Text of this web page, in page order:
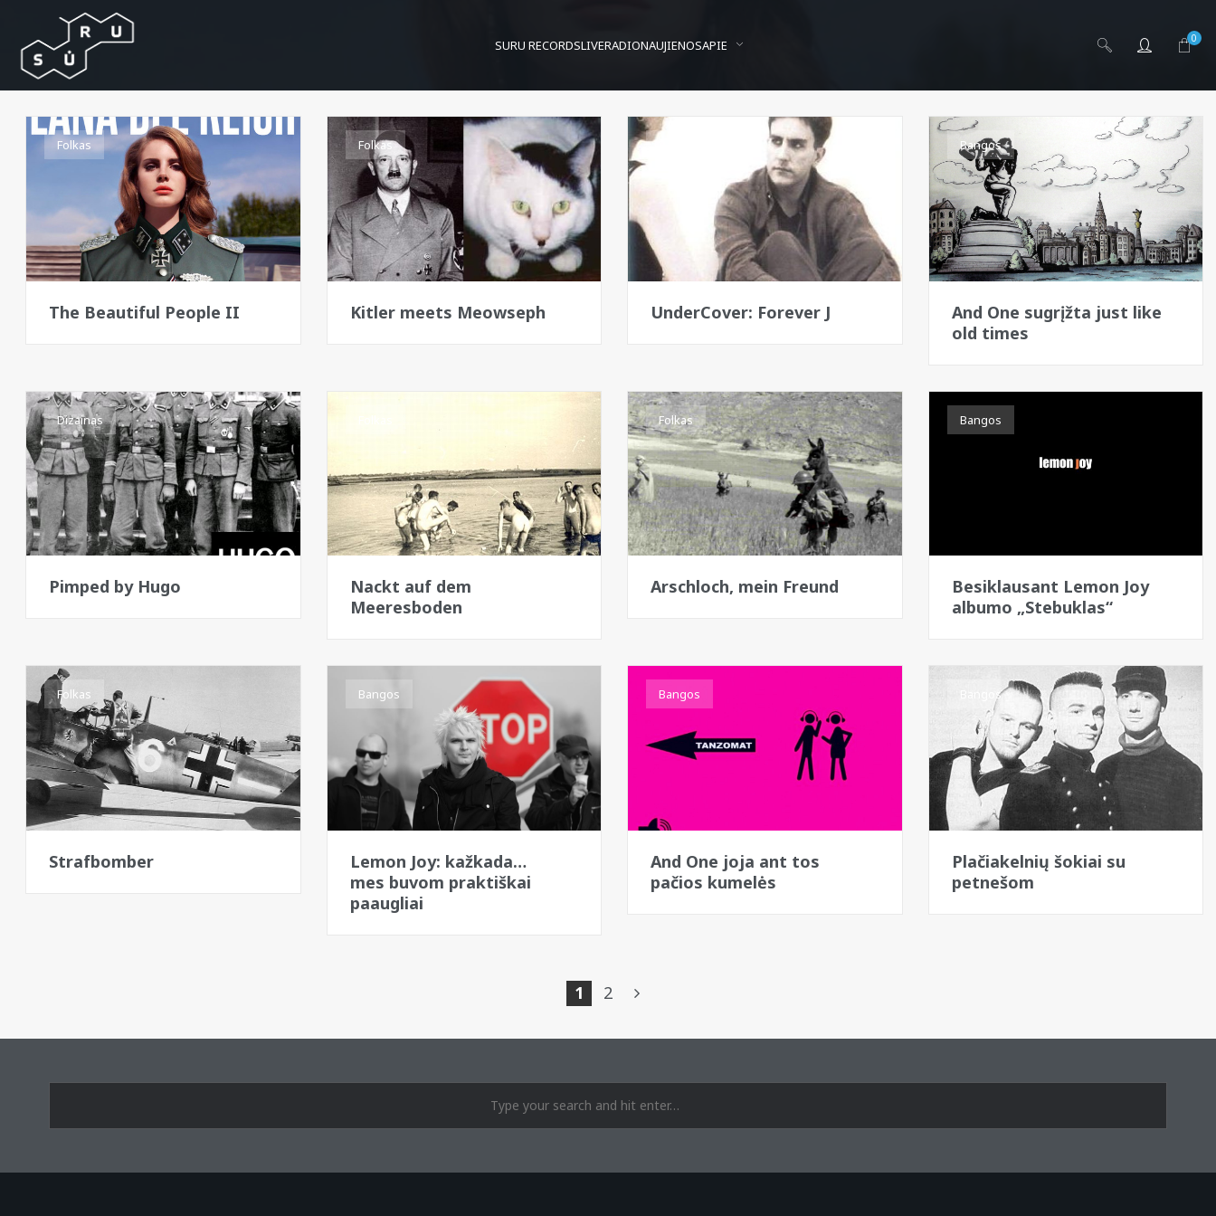
SURU RECORDSLIVERADIONAUJIENOSAPIE 0
And One
Folkas
The Beautiful People II
Folkas
Kitler meets Meowseph UnderCover: Forever J
Bangos
And One sugrįžta just like
old times
Dizainas
Pimped by Hugo
Nackt auf dem
Meeresboden
Folkas
Arschloch, mein Freund
Bangos
Besiklausant Lemon Joy
albumo „Stebuklas“
Folkas
Strafbomber
Bangos
Lemon Joy: kažkada…
mes buvom praktiškai
paaugliai
Bangos
And One joja ant tos
pačios kumelės
Bangos
Plačiakelnių šokiai su
petnešom
pagination
1 2